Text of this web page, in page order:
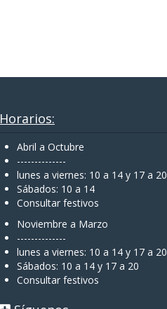
Horarios:
Abril a Octubre
--------------
lunes a viernes: 10 a 14 y 17 a 20
Sábados: 10 a 14
Consultar festivos
Noviembre a Marzo
--------------
lunes a viernes: 10 a 14 y 17 a 20
Sábados: 10 a 14 y 17 a 20
Consultar festivos